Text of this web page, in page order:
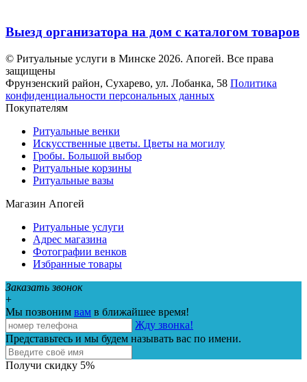
Выезд организатора на дом с каталогом товаров
© Ритуальные услуги в Минске 2026. Апогей. Все права
защищены
Фрунзенский район, Сухарево, ул. Лобанка, 58 Политика
конфиденциальности персональных данных
Покупателям
Ритуальные венки
Искусственные цветы. Цветы на могилу
Гробы. Большой выбор
Ритуальные корзины
Ритуальные вазы
Магазин Апогей
Ритуальные услуги
Адрес магазина
Фотографии венков
Избранные товары
Заказать звонок
+
Мы позвоним вам в ближайшее время!
Жду звонка!
Представьтесь и мы будем называть вас по имени.
Получи скидку 5%